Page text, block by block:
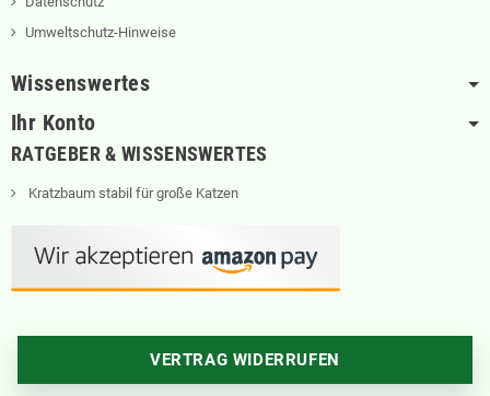
Umweltschutz-Hinweise
Wissenswertes
Ihr Konto
RATGEBER & WISSENSWERTES
Kratzbaum stabil für große Katzen
VERTRAG WIDERRUFEN